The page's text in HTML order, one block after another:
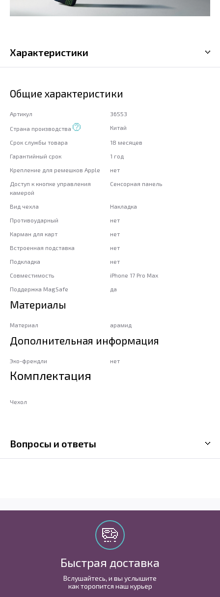
Характеристики
Общие характеристики
Артикул 36553
Страна производства Китай
Срок службы товара
18 месяцев
Гарантийный срок
1 год
Крепление для ремешков Apple
нет
Доступ к кнопке управления
камерой
Сенсорная панель
Вид чехла
Накладка
Противоударный
нет
Карман для карт
нет
Встроенная подставка
нет
Подкладка
нет
Совместимость
iPhone 17 Pro Max
Поддержка MagSafe
да
Материалы
Материал арамид
Дополнительная информация
Эко-френдли нет
Комплектация
Чехол
Вопросы и ответы
Быстрая доставка
Вслушайтесь, и вы услышите
как торопится наш курьер